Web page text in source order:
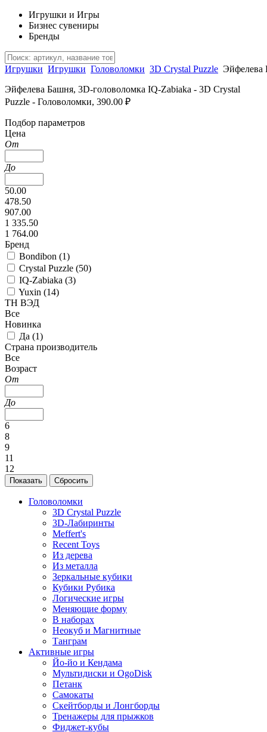
Игрушки и Игры
Бизнес сувениры
Бренды
Игрушки Игрушки Головоломки 3D Crystal Puzzle Эйфелева
Эйфелева Башня, 3D-головоломка IQ-Zabiaka - 3D Crystal
Puzzle - Головоломки, 390.00 ₽
Подбор параметров
Цена
От
До
50.00
478.50
907.00
1 335.50
1 764.00
Бренд
Bondibon (1)
Crystal Puzzle (50)
IQ-Zabiaka (3)
Yuxin (14)
ТН ВЭД
Все
Новинка
Да (1)
Страна производитель
Все
Возраст
От
До
6
8
9
11
12
Головоломки
3D Crystal Puzzle
3D-Лабиринты
Meffert's
Recent Toys
Из дерева
Из металла
Зеркальные кубики
Кубики Рубика
Логические игры
Меняющие форму
В наборах
Неокуб и Магнитные
Танграм
Активные игры
Йо-йо и Кендама
Мультидиски и OgoDisk
Петанк
Самокаты
Скейтборды и Лонгборды
Тренажеры для прыжков
Фиджет-кубы